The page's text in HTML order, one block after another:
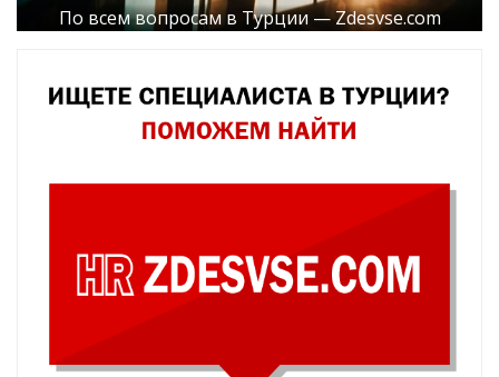
По всем вопросам в Турции — Zdesvse.com